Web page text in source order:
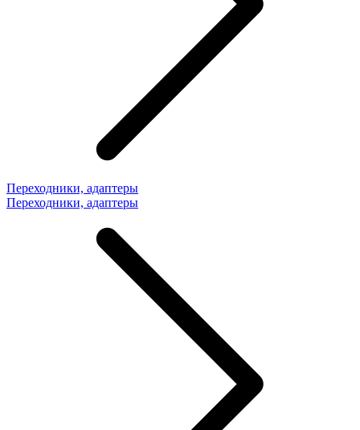
Переходники, адаптеры
Переходники, адаптеры